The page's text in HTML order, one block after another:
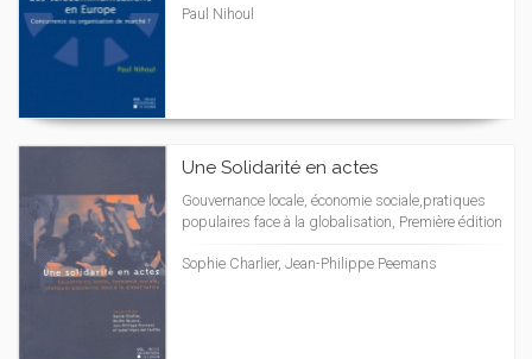
Paul Nihoul
Une Solidarité en actes
Gouvernance locale, économie sociale,pratiques
populaires face à la globalisation, Première édition
Sophie Charlier, Jean-Philippe Peemans